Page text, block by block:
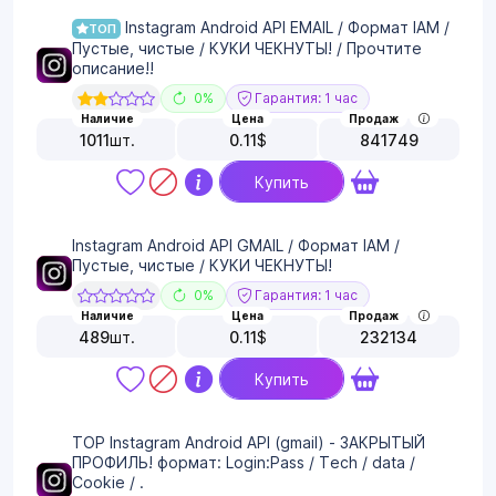
ТОП
Instagram Android API EMAIL / Формат IAM /
Пустые, чистые / КУКИ ЧЕКНУТЫ! / Прочтите
описание!!
0% Гарантия: 1 час
Наличие
1011шт.
Цена
0.11$
Продаж
841749
Купить
Instagram Android API GMAIL / Формат IAM /
Пустые, чистые / КУКИ ЧЕКНУТЫ!
0% Гарантия: 1 час
Наличие
489шт.
Цена
0.11$
Продаж
232134
Купить
TOP Instagram Android API (gmail) - ЗАКРЫТЫЙ
ПРОФИЛЬ! формат: Login:Pass / Tech / data /
Cookie / .